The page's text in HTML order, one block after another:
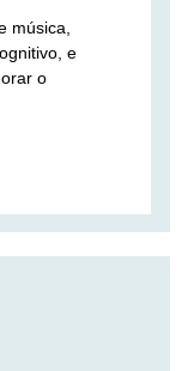
música,
e
o